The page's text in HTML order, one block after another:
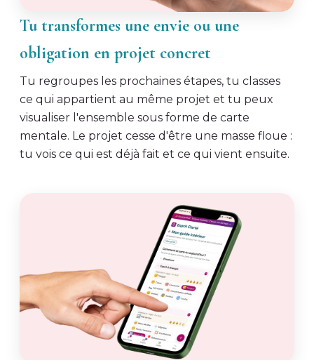
Tu transformes une envie ou une
obligation en projet concret
Tu regroupes les prochaines étapes, tu classes
ce qui appartient au même projet et tu peux
visualiser l'ensemble sous forme de carte
mentale. Le projet cesse d'être une masse floue :
tu vois ce qui est déjà fait et ce qui vient ensuite.